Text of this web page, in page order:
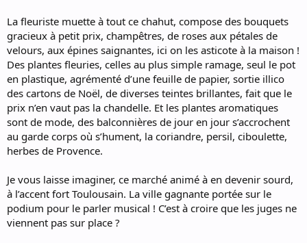
La fleuriste muette à tout ce chahut, compose des bouquets
gracieux à petit prix, champêtres, de roses aux pétales de
velours, aux épines saignantes, ici on les asticote à la maison !
Des plantes fleuries, celles au plus simple ramage, seul le pot
en plastique, agrémenté d’une feuille de papier, sortie illico
des cartons de Noël, de diverses teintes brillantes, fait que le
prix n’en vaut pas la chandelle. Et les plantes aromatiques
sont de mode, des balconnières de jour en jour s’accrochent
au garde corps où s’hument, la coriandre, persil, ciboulette,
herbes de Provence.
Je vous laisse imaginer, ce marché animé à en devenir sourd,
à l’accent fort Toulousain. La ville gagnante portée sur le
podium pour le parler musical ! C’est à croire que les juges ne
viennent pas sur place ?